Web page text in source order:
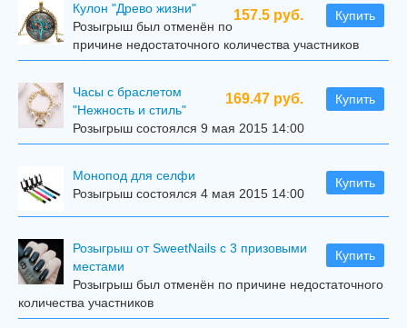
157.5 руб. Купить
Кулон "Древо жизни"
Розыгрыш был отменён по
причине недостаточного количества участников
169.47 руб. Купить
Часы с браслетом
"Нежность и стиль"
Розыгрыш состоялся 9 мая 2015 14:00
Купить
Mонопод для селфи
Розыгрыш состоялся 4 мая 2015 14:00
Купить
Розыгрыш от SweetNails с 3 призовыми
местами
Розыгрыш был отменён по причине недостаточного
количества участников